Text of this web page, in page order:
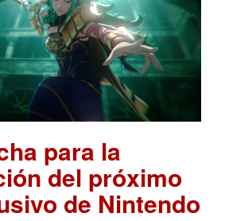
para la
del próximo
de Nintendo